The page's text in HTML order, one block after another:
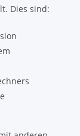
Dies sind: